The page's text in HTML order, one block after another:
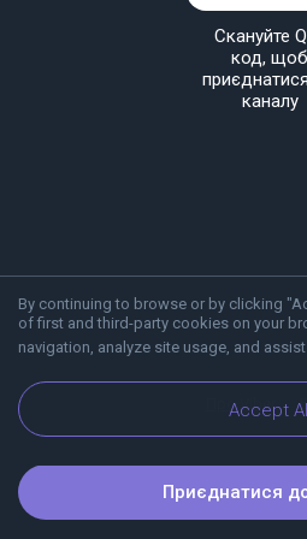
By continuing to browse or by clicking
of first and third-party cookies on your
navigation, analyze site usage, and
Accept
Скануйте
код, щоб
каналу
Про Viber
Приєднатися